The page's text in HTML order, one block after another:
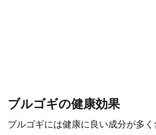
ブルゴギの健康効果
ブルゴギには健康に良い成分が多く